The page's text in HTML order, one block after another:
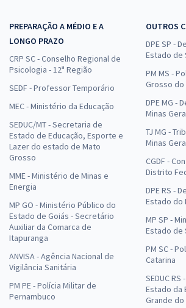
PREPARAÇÃO A MÉDIO E A
LONGO PRAZO
CRP SC - Conselho Regional de
Psicologia - 12ª Região
SEDF - Professor Temporário
MEC - Ministério da Educação
SEDUC/MT - Secretaria de
Estado de Educação, Esporte e
Lazer do estado de Mato
Grosso
MME - Ministério de Minas e
Energia
MP GO - Ministério Público do
Estado de Goiás - Secretário
Auxiliar da Comarca de
Itapuranga
ANVISA - Agência Nacional de
Vigilância Sanitária
PM PE - Polícia Militar de
Pernambuco
OUTROS
DPE SP -
Estado de
PM MS -
Grosso do
DPE MG -
Minas
TJ MG -
Minas
CGDF -
Distrito
DPE RS -
Estado do
MP SP -
Estado de
PM SC -
Catarina
SEDUC
Estado da
Grande do